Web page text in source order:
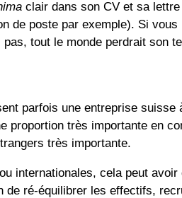
clair dans son CV et sa
de poste par exemple). Si
tout le monde perdrait son
parfois une entreprise
très importante en
très importante.
internationales, cela peut
ré-équilibrer les effectifs,